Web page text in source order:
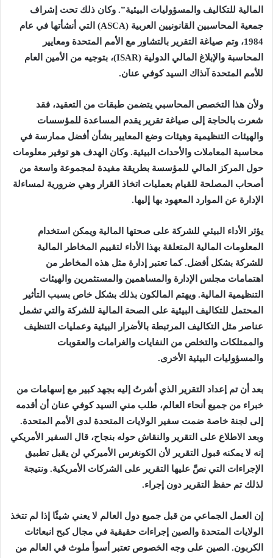
المالية للتكاليف والمسؤوليات البيئية”. وكان ذلك تحت إشراف
جمعية المحاسبين القانونيين العربية (ASCA) التي أنشأتها في عام
1984، وتم صياغة التقرير بالتشاور مع الأمم المتحدة ومعايير
المحاسبة والإبلاغ المالي الدولية (ISAR)، بتوجيه من الأمين العام
للأمم المتحدة آنذاك السيد كوفي عنان.
ولأن هذا التخصص المحاسبي يتضمن طبقات من التعقيد، فقد
شعرت بالحاجة إلى صياغة تقرير يقدم المساعدة للمؤسسات
والهيئات التنظيمية وهيئات وضع المعايير بشأن أفضل ممارسة في
محاسبة المعاملات والأحداث البيئية. وكان الهدف هو توفير معلومات
حول المركز المالي للمؤسسة بطريقة مفيدة لمجموعة واسعة من
أصحاب المصلحة للقيام بعمليات اتخاذ القرار وهي ضرورية لمساءلة
الإدارة عن الموارد المعهود بها إليها.
يؤثر الأداء البيئي للشركة على صحتها المالية ويمكن استخدام
المعلومات المالية المتعلقة بهذا الأداء لتقييم المخاطر المالية
للشركة بشكل أفضل. كما تعتبر إدارة مثل هذه المخاطر من
اهتمامات مجلس الإدارة والمساهمين والمستثمرين والهيئات
التنظيمية المالية. ويهتم المالكون بذلك بشكل خاص بسبب التأثير
المحتمل للتكاليف البيئية على الصحة المالية للشركة والتي تشمل
عناصر مثل التكاليف المرتبطة بالأضرار البيئية وعمليات التنظيف
والممتلكات والتخلص من النفايات والغرامات والعقوبات
والمسؤوليات البيئية الأخرى.
بعد أن تم إعداد التقرير الذي أشرتُ إليه بجهد كبير مع إسهامات من
خبراء من جميع أنحاء العالم، طلب مني السيد كوفي عنان أن أقدمه
إلى لجنة خاصة ضمت سفير الولايات المتحدة لدى الأمم المتحدة.
وبعد الاطلاع على التقرير والنقاش حوله بنجاح، قال السفير الأمريكي
إنه لا يمكنه قبول التقرير لأن الكونغرس الأميركي لن يقبل تطبيق
الإجراءات التي نصَّ عليها التقرير على الشركات الأمريكية. ونتيجة
لذلك تم حفظ التقرير دون إجراء.
إن العمل الجماعي من قبل جميع دول العالم لا يعني شيئًا إذا لم تتخذ
الولايات المتحدة والصين إجراءات حقيقية في مجال كبح انبعاثات
الكربون. الصين على وجه الخصوص تعتبر أسوأ ملوث في العالم من